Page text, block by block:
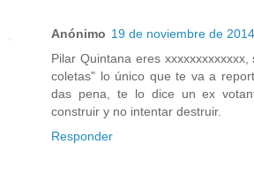
Anónimo 19 de noviembre de
Pilar Quintana eres
coletas" lo único que te va a
das pena, te lo dice un ex
construir y no intentar destruir.
Responder